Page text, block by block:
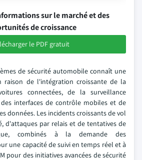
sur le marché et des
de croissance
le PDF gratuit
de sécurité automobile connaît une
raison de l'intégration croissante de la
connectées, de la surveillance
interfaces de contrôle mobiles et de
données. Les incidents croissants de vol
d'attaques par relais et de tentatives de
combinés à la demande des
une capacité de suivi en temps réel et à
pour des initiatives avancées de sécurité